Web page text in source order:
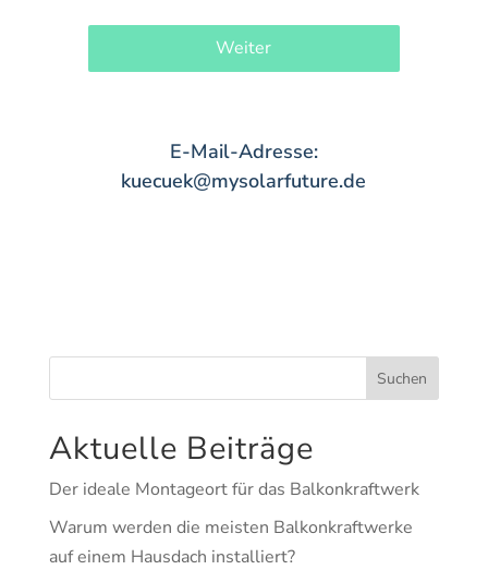
Weiter
E-Mail-Adresse:
kuecuek@mysolarfuture.de
Suchen
Aktuelle Beiträge
Der ideale Montageort für das Balkonkraftwerk
Warum werden die meisten Balkonkraftwerke
auf einem Hausdach installiert?